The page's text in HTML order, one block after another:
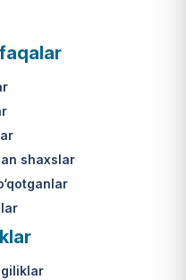
"l" kichik
yoki
VMQ-893
shaxslar